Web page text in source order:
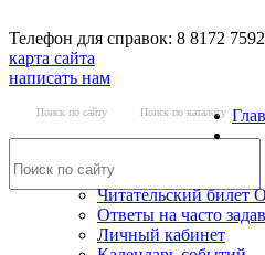
Телефон для справок: 8 8172
карта сайта
написать нам
Поиск по сайту Поиск по каталогу
Читательский
Ответы на часто
Личный кабинет